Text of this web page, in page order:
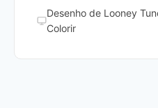
Desenho de Looney
Colorir